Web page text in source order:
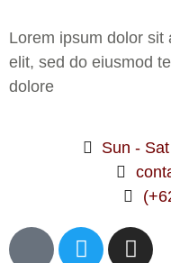
Lorem ipsum dolor sit
elit, sed do eiusmod
dolore
Sun -